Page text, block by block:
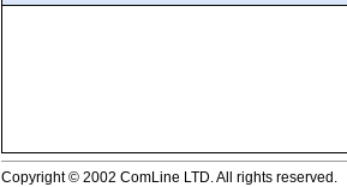
Copyright © 2002 ComLine LTD. All rights reserved.